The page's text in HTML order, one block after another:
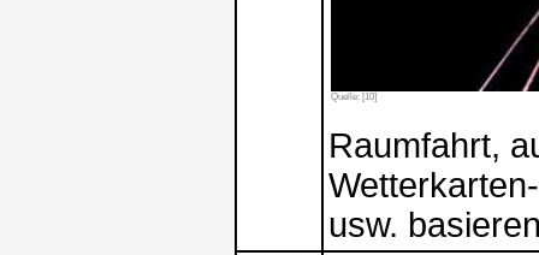
Quelle: [10]
Raumfahrt,
usw.